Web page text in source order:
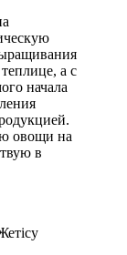
а с
начала
овощи на
в